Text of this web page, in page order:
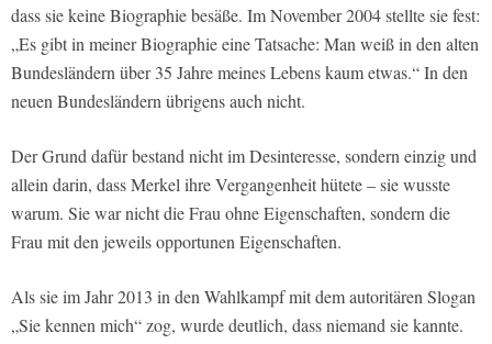
dass sie keine Biographie besäße. Im November 2004 stellte sie fest:
„Es gibt in meiner Biographie eine Tatsache: Man weiß in den alten
Bundesländern über 35 Jahre meines Lebens kaum etwas.“ In den
neuen Bundesländern übrigens auch nicht.
Der Grund dafür bestand nicht im Desinteresse, sondern einzig und
allein darin, dass Merkel ihre Vergangenheit hütete – sie wusste
warum. Sie war nicht die Frau ohne Eigenschaften, sondern die
Frau mit den jeweils opportunen Eigenschaften.
Als sie im Jahr 2013 in den Wahlkampf mit dem autoritären Slogan
„Sie kennen mich“ zog, wurde deutlich, dass niemand sie kannte.